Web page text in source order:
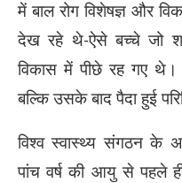
में बाल रोग विशेषज्ञ और
देख रहे थे-ऐसे बच्चे जो
विकास में पीछे रह गए
बल्कि उसके बाद पैदा हुई
विश्व स्वास्थ्य संगठन के
पांच वर्ष की आयु से पहले